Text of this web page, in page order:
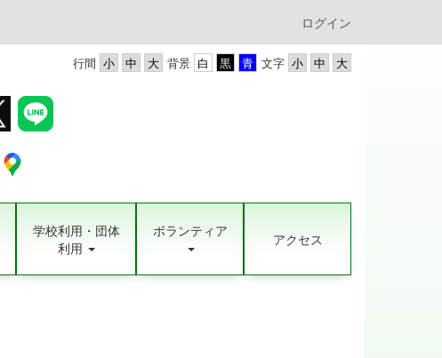
ログイン
文字
背景
行間
学校利用・団体
利用
ボランティア アクセス